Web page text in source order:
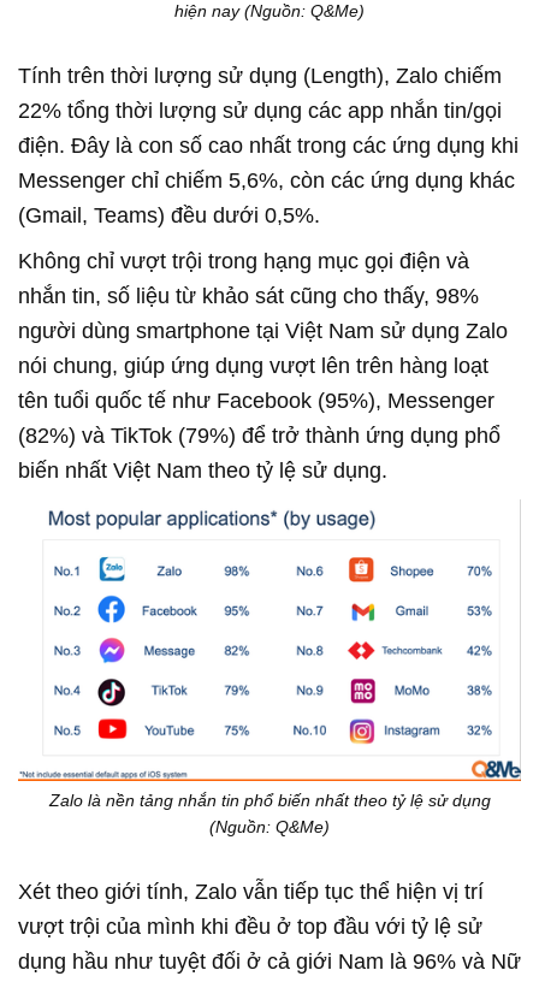
hiện nay (Nguồn: Q&Me)
Tính trên thời lượng sử dụng (Length), Zalo chiếm
22% tổng thời lượng sử dụng các app nhắn tin/gọi
điện. Đây là con số cao nhất trong các ứng dụng khi
Messenger chỉ chiếm 5,6%, còn các ứng dụng khác
(Gmail, Teams) đều dưới 0,5%.
Không chỉ vượt trội trong hạng mục gọi điện và
nhắn tin, số liệu từ khảo sát cũng cho thấy, 98%
người dùng smartphone tại Việt Nam sử dụng Zalo
nói chung, giúp ứng dụng vượt lên trên hàng loạt
tên tuổi quốc tế như Facebook (95%), Messenger
(82%) và TikTok (79%) để trở thành ứng dụng phổ
biến nhất Việt Nam theo tỷ lệ sử dụng.
Zalo là nền tảng nhắn tin phổ biến nhất theo tỷ lệ sử dụng
(Nguồn: Q&Me)
Xét theo giới tính, Zalo vẫn tiếp tục thể hiện vị trí
vượt trội của mình khi đều ở top đầu với tỷ lệ sử
dụng hầu như tuyệt đối ở cả giới Nam là 96% và Nữ